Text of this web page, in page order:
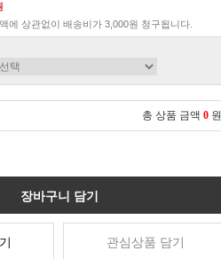
에 상관없이 배송비가 3,000원 청구됩니다.
총 상품 금액 0 원
장바구니 담기
관심상품 담기